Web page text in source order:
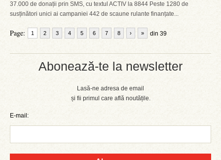
Abonează-te la newsletter
Lasă-ne adresa de email
și fii primul care află noutățile.
E-mail:
37.000 de donații prin SMS, cu textul ACTIV la 8844 Peste 1280 de
susținători unici ai campaniei 442 de scaune rulante finanțate...
Page: 1 2 3 4 5 6 7 8 din 39
› »